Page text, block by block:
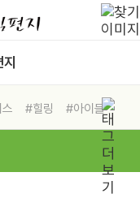
#힐링
#아이들